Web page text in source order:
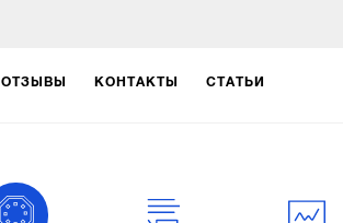
ОТЗЫВЫ КОНТАКТЫ СТАТЬИ